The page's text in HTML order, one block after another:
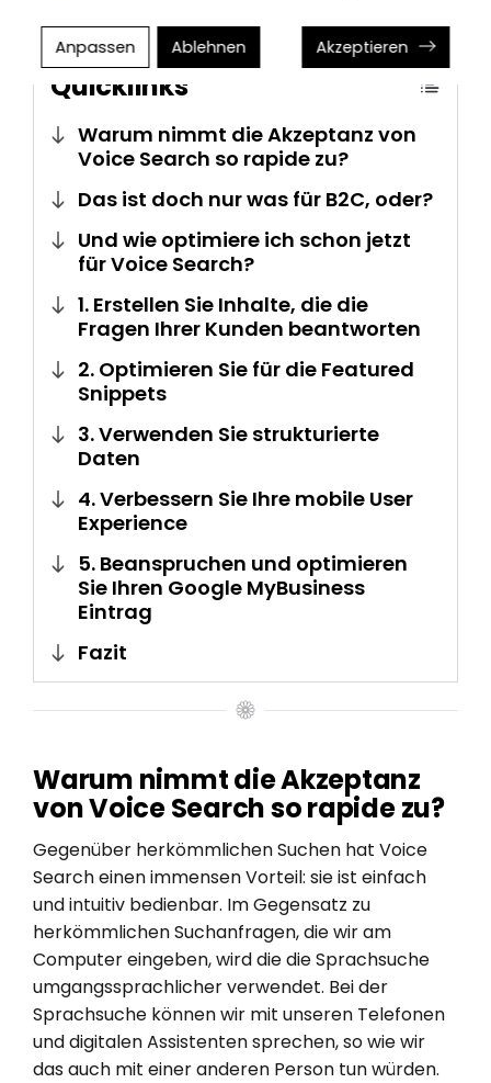
Anpassen Ablehnen Akzeptieren
Quicklinks
Warum nimmt die Akzeptanz von
Voice Search so rapide zu?
Das ist doch nur was für B2C, oder?
Und wie optimiere ich schon jetzt
für Voice Search?
1. Erstellen Sie Inhalte, die die
Fragen Ihrer Kunden beantworten
2. Optimieren Sie für die Featured
Snippets
3. Verwenden Sie strukturierte
Daten
4. Verbessern Sie Ihre mobile User
Experience
5. Beanspruchen und optimieren
Sie Ihren Google MyBusiness
Eintrag
Fazit
Warum nimmt die Akzeptanz
von Voice Search so rapide zu?
Gegenüber herkömmlichen Suchen hat Voice
Search einen immensen Vorteil: sie ist einfach
und intuitiv bedienbar. Im Gegensatz zu
herkömmlichen Suchanfragen, die wir am
Computer eingeben, wird die die Sprachsuche
umgangssprachlicher verwendet. Bei der
Sprachsuche können wir mit unseren Telefonen
und digitalen Assistenten sprechen, so wie wir
das auch mit einer anderen Person tun würden.